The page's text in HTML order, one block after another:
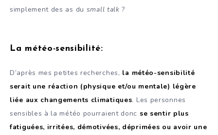
simplement des as du small talk ?
La météo-sensibilité:
D’après mes petites recherches, la météo-sensibilité
serait une réaction (physique et/ou mentale) légère
liée aux changements climatiques. Les personnes
sensibles à la météo pourraient donc se sentir plus
fatiguées, irritées, démotivées, déprimées ou avoir une